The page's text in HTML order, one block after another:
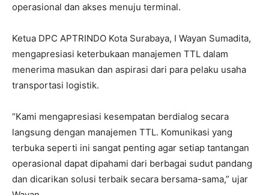
operasional dan akses menuju terminal.
Ketua DPC APTRINDO Kota Surabaya, I Wayan Sumadita,
mengapresiasi keterbukaan manajemen TTL dalam
menerima masukan dan aspirasi dari para pelaku usaha
transportasi logistik.
“Kami mengapresiasi kesempatan berdialog secara
langsung dengan manajemen TTL. Komunikasi yang
terbuka seperti ini sangat penting agar setiap tantangan
operasional dapat dipahami dari berbagai sudut pandang
dan dicarikan solusi terbaik secara bersama-sama,” ujar